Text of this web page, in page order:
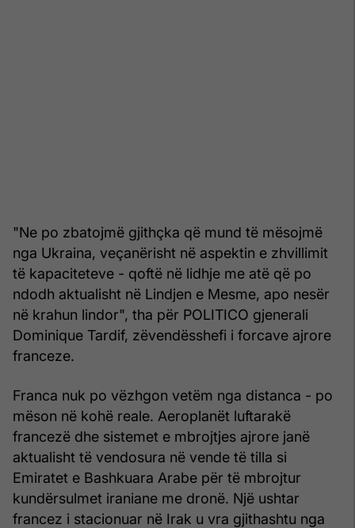
"Ne po zbatojmë gjithçka që mund të mësojmë
nga Ukraina, veçanërisht në aspektin e zhvillimit
të kapaciteteve - qoftë në lidhje me atë që po
ndodh aktualisht në Lindjen e Mesme, apo nesër
në krahun lindor", tha për POLITICO gjenerali
Dominique Tardif, zëvendësshefi i forcave ajrore
franceze.
Franca nuk po vëzhgon vetëm nga distanca - po
mëson në kohë reale. Aeroplanët luftarakë
francezë dhe sistemet e mbrojtjes ajrore janë
aktualisht të vendosura në vende të tilla si
Emiratet e Bashkuara Arabe për të mbrojtur
kundërsulmet iraniane me dronë. Një ushtar
francez i stacionuar në Irak u vra gjithashtu nga